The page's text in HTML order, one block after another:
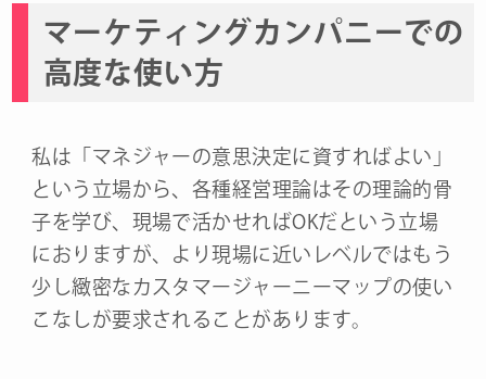
マーケティングカンパニーでの
高度な使い方
私は「マネジャーの意思決定に資すればよい」
という立場から、各種経営理論はその理論的骨
子を学び、現場で活かせればOKだという立場
におりますが、より現場に近いレベルではもう
少し緻密なカスタマージャーニーマップの使い
こなしが要求されることがあります。